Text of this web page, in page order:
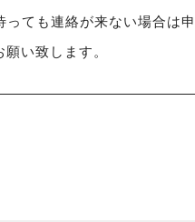
ても連絡が来ない場合は
い致します。